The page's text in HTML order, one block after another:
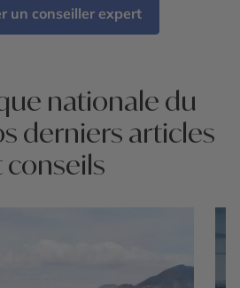
un conseiller expert
nationale du
derniers articles
conseils